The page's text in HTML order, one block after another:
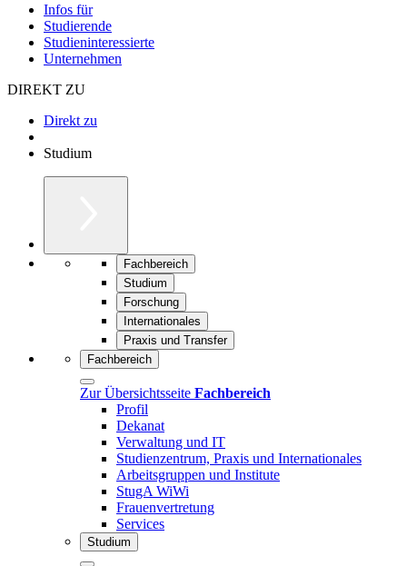
Infos für
Studierende
Studieninteressierte
Unternehmen
DIREKT ZU
Direkt zu
Studium
Fachbereich
Studium
Forschung
Internationales
Praxis und Transfer
Fachbereich
Zur Übersichtsseite Fachbereich
Profil
Dekanat
Verwaltung und IT
Studienzentrum, Praxis und Internationales
Arbeitsgruppen und Institute
StugA WiWi
Frauenvertretung
Services
Studium